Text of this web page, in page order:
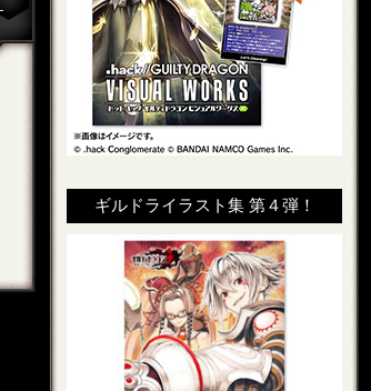
ギルドライラスト集 第４弾！